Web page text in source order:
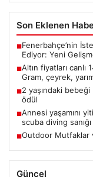
Son Eklenen
■Fenerbahçe’nin
Ediyor: Yeni
■Altın fiyatları canlı
Gram, çeyrek,
■2 yaşındaki
ödül
■Annesi yaşamını
scuba diving
■Outdoor Mutfaklar
Güncel